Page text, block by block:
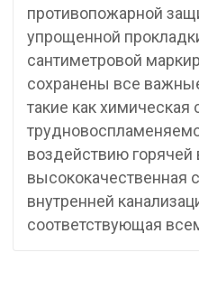
противопожарной
упрощенной
сантиметровой
сохранены все
такие как химическая
воздействию горячей
высококачественная
внутренней
соответствующая